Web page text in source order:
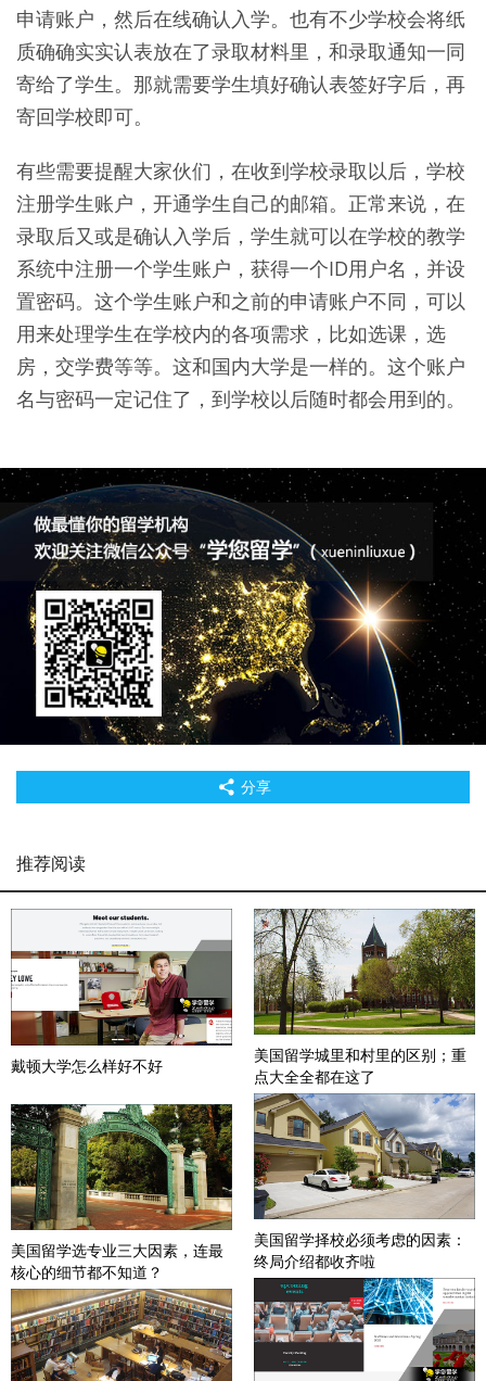
申请账户，然后在线确认入学。也有不少学校会将纸
质确确实实认表放在了录取材料里，和录取通知一同
寄给了学生。那就需要学生填好确认表签好字后，再
寄回学校即可。
有些需要提醒大家伙们，在收到学校录取以后，学校
注册学生账户，开通学生自己的邮箱。正常来说，在
录取后又或是确认入学后，学生就可以在学校的教学
系统中注册一个学生账户，获得一个ID用户名，并设
置密码。这个学生账户和之前的申请账户不同，可以
用来处理学生在学校内的各项需求，比如选课，选
房，交学费等等。这和国内大学是一样的。这个账户
名与密码一定记住了，到学校以后随时都会用到的。
分享
推荐阅读
戴顿大学怎么样好不好
美国留学选专业三大因素，连最
核心的细节都不知道？
美国留学城里和村里的区别；重
点大全全都在这了
美国留学择校必须考虑的因素：
终局介绍都收齐啦